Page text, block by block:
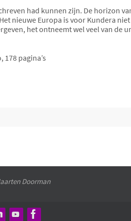
had kunnen zijn. De horizon
nieuwe Europa is voor Kundera
het ontneemt wel veel van de
pagina’s
Doorman